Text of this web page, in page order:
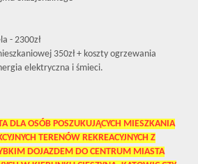
- 2300zł
350zł+ koszty ogrzewania
elektryczna i śmieci.
DLA OSÓB POSZUKUJĄCYCH MIESZKANIA
TERENÓW REKREACYJNYCH Z
DOJAZDEM DO CENTRUM MIASTA